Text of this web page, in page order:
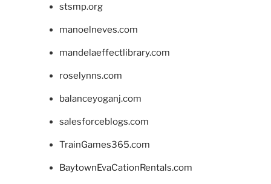
stsmp.org
manoelneves.com
mandelaeffectlibrary.com
roselynns.com
balanceyoganj.com
salesforceblogs.com
TrainGames365.com
BaytownEvaCationRentals.com